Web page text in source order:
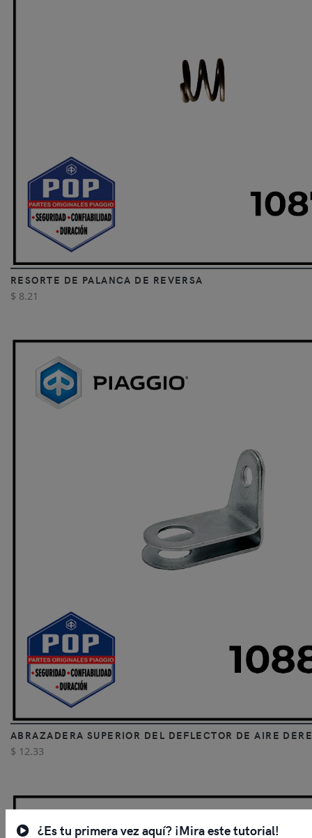
RESORTE DE PALANCA DE REVERSA
$ 8.21
ABRAZADERA SUPERIOR DEL DEFLECTOR DE AIRE
$ 12.33
¿Es tu primera vez aquí? ¡Mira este tutorial!